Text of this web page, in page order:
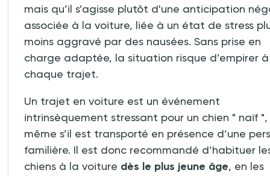
mais qu’il s’agisse plutôt d'une anticipation
associée à la voiture, liée à un état de stress
moins aggravé par des nausées. Sans prise en
charge adaptée, la situation risque d’empirer à
chaque trajet.
Un trajet en voiture est un événement
intrinsèquement stressant pour un chien " naïf ",
même s’il est transporté en présence d’une
familière. Il est donc recommandé d’habituer
chiens à la voiture dès le plus jeune âge, en les